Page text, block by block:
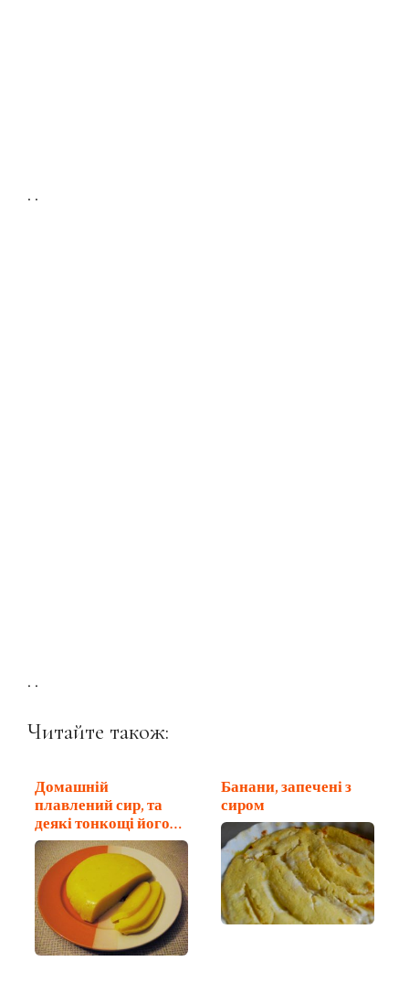
. .
. .
Читайте також:
Домашній
плавлений сир, та
деякі тонкощі його
приготування
Банани, запечені з
сиром